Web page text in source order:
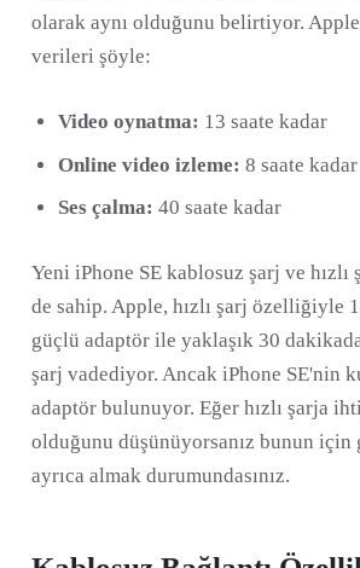
olarak aynı olduğunu belirtiyor.
verileri şöyle:
Video oynatma: 13 saate kadar
Online video izleme: 8 saate kadar
Ses çalma: 40 saate kadar
Yeni iPhone SE kablosuz şarj ve
de sahip. Apple, hızlı şarj özelliğiyle
güçlü adaptör ile yaklaşık 30
şarj vadediyor. Ancak iPhone SE'nin
adaptör bulunuyor. Eğer hızlı şarja
olduğunu düşünüyorsanız bunun için
ayrıca almak durumundasınız.